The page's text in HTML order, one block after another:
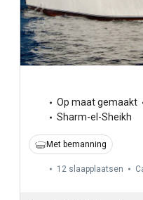
Op maat gemaakt
Sharm-el-Sheikh
Met bemanning
12 slaapplaatsen